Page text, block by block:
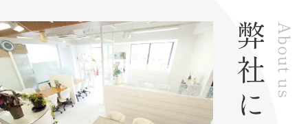
無料！アルモード京都高辻４階
弊社売主物件につき仲介手数料
無料!!アルモード京都高辻４
階！室内リフォーム済みの美室
☆阪急京都線「大宮」駅・京都
市営烏丸線「四条」駅・京福嵐
山本線「四条大宮」駅まで徒歩
１０分の３WAYアクセス！開放
的...